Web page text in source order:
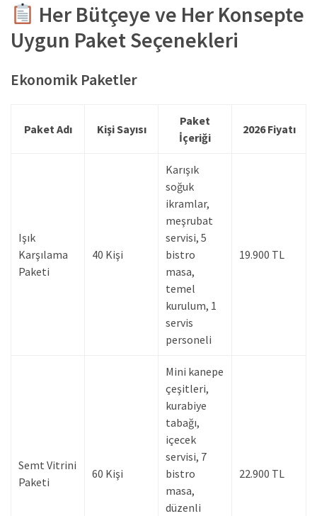
Her Bütçeye ve Her Konsepte
Uygun Paket Seçenekleri
Ekonomik Paketler
Paket Adı Kişi Sayısı
Paket
İçeriği
2026 Fiyatı
Işık
Karşılama
Paketi
40 Kişi
Karışık
soğuk
ikramlar,
meşrubat
servisi, 5
bistro
masa,
temel
kurulum, 1
servis
personeli
19.900 TL
Semt Vitrini
Paketi
60 Kişi
Mini kanepe
çeşitleri,
kurabiye
tabağı,
içecek
servisi, 7
bistro
masa,
düzenli
22.900 TL